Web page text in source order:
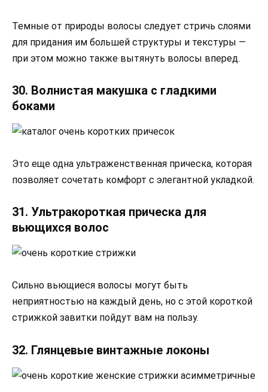
Темные от природы волосы следует стричь слоями
для придания им большей структуры и текстуры —
при этом можно также вытянуть волосы вперед.
30. Волнистая макушка с гладкими
боками
Это еще одна ультраженственная прическа, которая
позволяет сочетать комфорт с элегантной укладкой.
31. Ультракороткая прическа для
вьющихся волос
Сильно вьющиеся волосы могут быть
неприятностью на каждый день, но с этой короткой
стрижкой завитки пойдут вам на пользу.
32. Глянцевые винтажные локоны